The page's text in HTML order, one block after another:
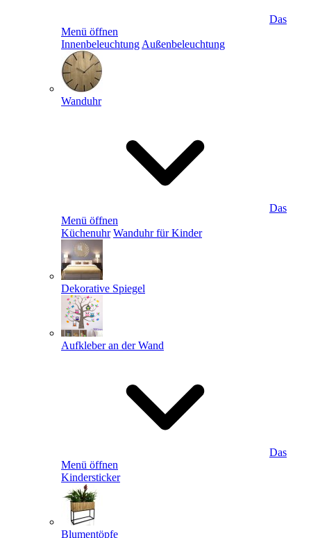
Das
Menü öffnen
Innenbeleuchtung Außenbeleuchtung
Wanduhr
Das
Menü öffnen
Küchenuhr Wanduhr für Kinder
Dekorative Spiegel
Aufkleber an der Wand
Das
Menü öffnen
Kindersticker
Blumentöpfe